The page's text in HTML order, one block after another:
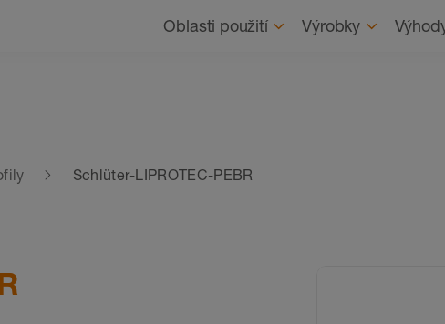
O nás
Oblasti použití Výrobky
Schlüter-LIPROTEC-PEBR